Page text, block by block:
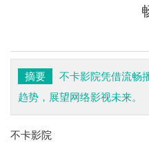
摘要
不卡影院凭借流畅
趋势，展望网络影视未来。
不卡影院